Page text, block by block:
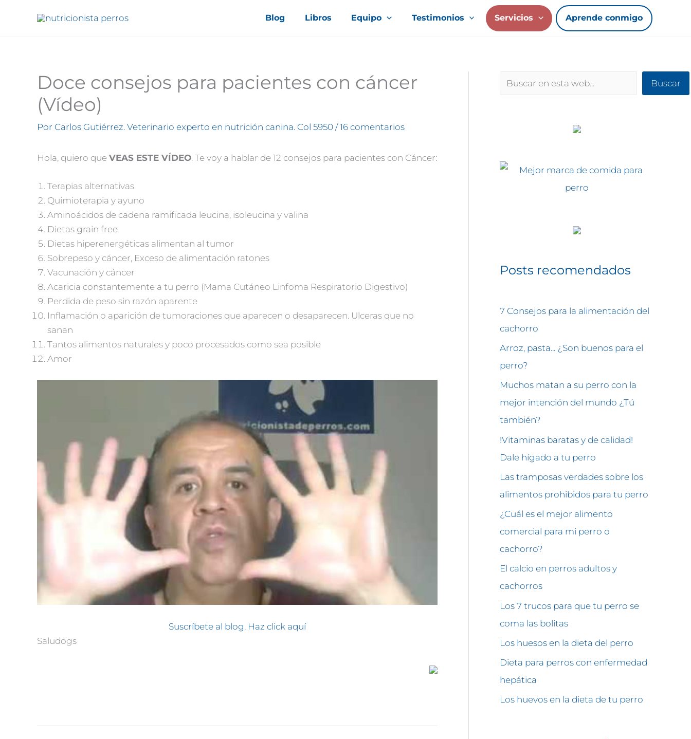
Blog Libros Equipo Testimonios Servicios Aprende conmigo
Doce consejos para pacientes con cáncer
(Vídeo)
Por Carlos Gutiérrez. Veterinario experto en nutrición canina. Col 5950 /16 comentarios
Hola, quiero que VEAS ESTE VÍDEO. Te voy a hablar de 12 consejos para pacientes con Cáncer:
Terapias alternativas
Quimioterapia y ayuno
Aminoácidos de cadena ramificada leucina, isoleucina y valina
Dietas grain free
Dietas hiperenergéticas alimentan al tumor
Sobrepeso y cáncer, Exceso de alimentación ratones
Vacunación y cáncer
Acaricia constantemente a tu perro (Mama Cutáneo Linfoma Respiratorio Digestivo)
Perdida de peso sin razón aparente
Inflamación o aparición de tumoraciones que aparecen o desaparecen. Ulceras que no
sanan
Tantos alimentos naturales y poco procesados como sea posible
Amor
Suscríbete al blog. Haz click aquí
Saludogs
Buscar Buscar
Posts recomendados
7 Consejos para la alimentación del
cachorro
Arroz, pasta... ¿Son buenos para el
perro?
Muchos matan a su perro con la
mejor intención del mundo ¿Tú
también?
!Vitaminas baratas y de calidad!
Dale hígado a tu perro
Las tramposas verdades sobre los
alimentos prohibidos para tu perro
¿Cuál es el mejor alimento
comercial para mi perro o
cachorro?
El calcio en perros adultos y
cachorros
Los 7 trucos para que tu perro se
coma las bolitas
Los huesos en la dieta del perro
Dieta para perros con enfermedad
hepática
Los huevos en la dieta de tu perro